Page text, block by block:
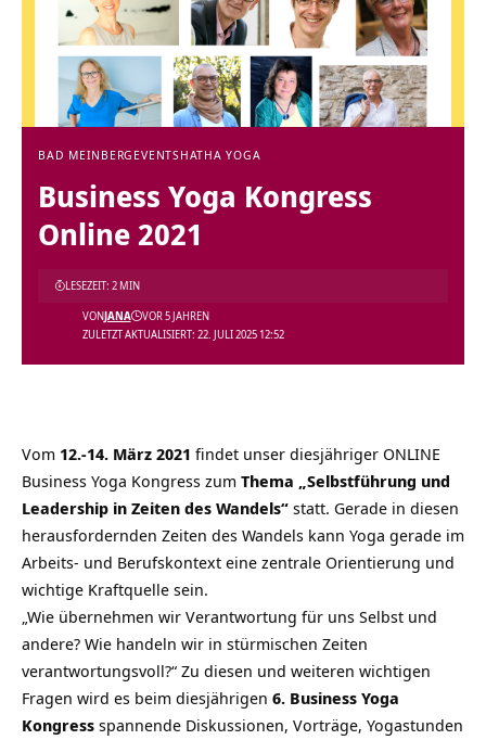
BAD MEINBERG EVENTSHATHA YOGA
Business Yoga Kongress
Online 2021
ZULETZT AKTUALISIERT: 22. JULI 2025 12:52
VONJANA VOR 5 JAHREN
LESEZEIT: 2 MIN
Vom 12.-14. März 2021 findet unser diesjähriger ONLINE
Business Yoga Kongress zum Thema „Selbstführung und
Leadership in Zeiten des Wandels“ statt. Gerade in diesen
herausfordernden Zeiten des Wandels kann Yoga gerade im
Arbeits- und Berufskontext eine zentrale Orientierung und
wichtige Kraftquelle sein.
„Wie übernehmen wir Verantwortung für uns Selbst und
andere? Wie handeln wir in stürmischen Zeiten
verantwortungsvoll?“ Zu diesen und weiteren wichtigen
Fragen wird es beim diesjährigen 6. Business Yoga
Kongress spannende Diskussionen, Vorträge, Yogastunden